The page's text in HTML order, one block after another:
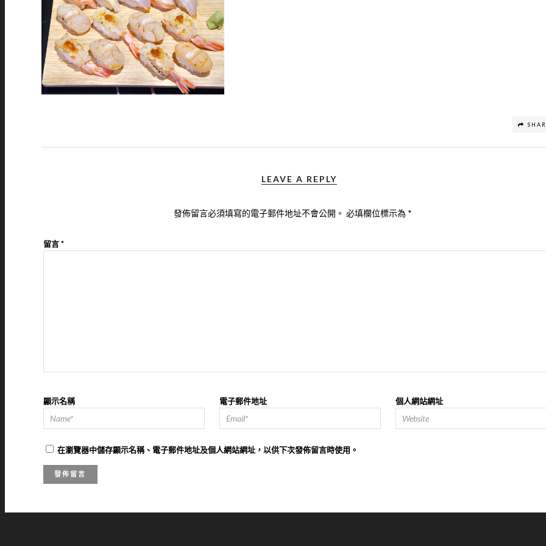
LEAVE A REPLY
發佈留言必須填寫的電子郵件地址不會公開。 必填欄位標示為 *
留言*
顯示名稱 電子郵件地址 個人網站網址
在瀏覽器中儲存顯示名稱、電子郵件地址及個人網站網址，以供下次發佈留言時使用。